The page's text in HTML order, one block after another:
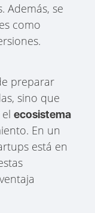
Además, se
como
preparar
sino que
elecosistema
En un
está en